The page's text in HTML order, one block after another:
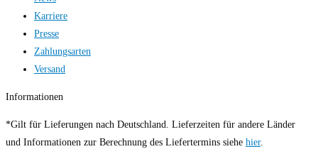
Karriere
Presse
Zahlungsarten
Versand
Informationen
*Gilt für Lieferungen nach Deutschland. Lieferzeiten für andere Länder
und Informationen zur Berechnung des Liefertermins siehe hier.